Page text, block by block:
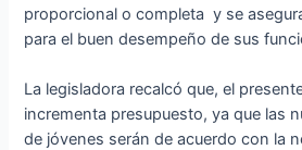
proporcional o completa y se
para el buen desempeño de sus
La legisladora recalcó que, el
incrementa presupuesto, ya que las
de jóvenes serán de acuerdo con la